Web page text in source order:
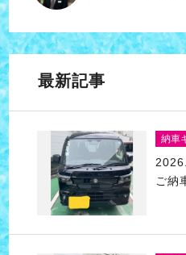
最新記事
納車
ご納